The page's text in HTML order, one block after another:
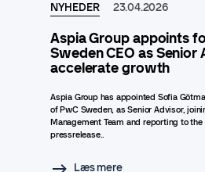
NYHEDER 23.04.2026
Aspia Group appoints
Sweden CEO as Senior
accelerate growth
Aspia Group has appointed Sofia
of PwC Sweden, as Senior Advisor,
Management Team and reporting to the
pressrelease..
Læs mere